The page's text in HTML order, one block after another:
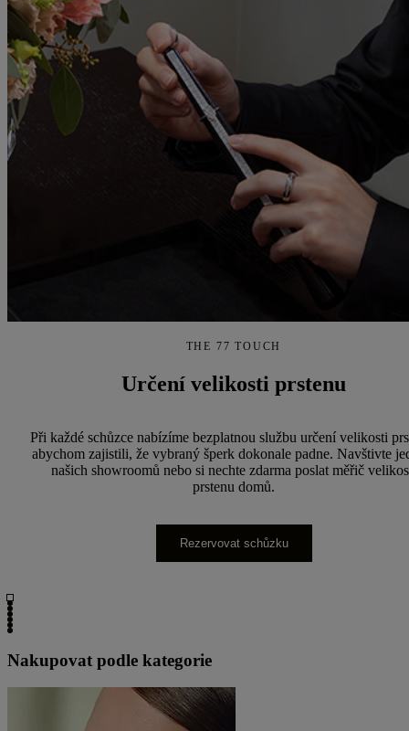
THE 77 TOUCH
Určení velikosti prstenu
Při každé schůzce nabízíme bezplatnou službu určení velikosti
abychom zajistili, že vybraný šperk dokonale padne. Navštivte
našich showroomů nebo si nechte zdarma poslat měřič
prstenu domů.
Rezervovat schůzku
Nakupovat podle kategorie